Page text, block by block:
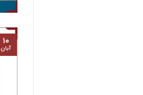
۱۰
آبان